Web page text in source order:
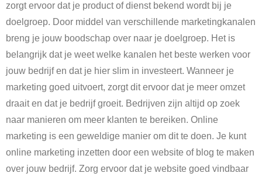
zorgt ervoor dat je product of dienst bekend wordt bij je
doelgroep. Door middel van verschillende marketingkanalen
breng je jouw boodschap over naar je doelgroep. Het is
belangrijk dat je weet welke kanalen het beste werken voor
jouw bedrijf en dat je hier slim in investeert. Wanneer je
marketing goed uitvoert, zorgt dit ervoor dat je meer omzet
draait en dat je bedrijf groeit. Bedrijven zijn altijd op zoek
naar manieren om meer klanten te bereiken. Online
marketing is een geweldige manier om dit te doen. Je kunt
online marketing inzetten door een website of blog te maken
over jouw bedrijf. Zorg ervoor dat je website goed vindbaar